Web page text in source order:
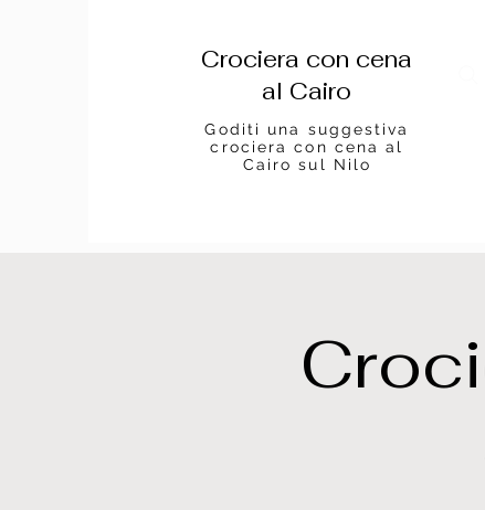
Crociera con cena
al Cairo
Goditi una suggestiva
crociera con cena al
Cairo sul Nilo